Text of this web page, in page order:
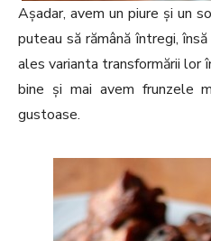
Așadar, avem un piure și un
puteau să rămână întregi,
ales varianta transformării lor
bine și mai avem frunzele
gustoase.